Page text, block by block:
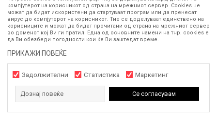
Можностите за комбинирање се безбројни, а петок е
компјутерот на корисникот од страна на мрежниот сервер. Cookies не
можат да бидат искористени да стартуваат програм или да пренесат
вирус до компјутерот на корисникот. Тие се доделуваат единствено на
корисниците и можат да бидат прочитани од страна на мрежниот сервер
во доменот кој Ви ги пратил. Една од основните намени на тнр. сookies е
да Ви обезбеди погодности кои ќе Ви заштедат време.
ПРИКАЖИ ПОВЕЌЕ
Задолжителни Статистика Маркетинг
Дознај повеќе Се согласувам